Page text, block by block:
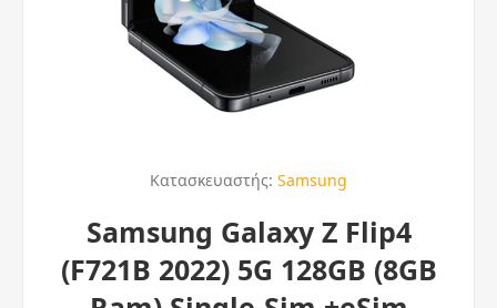
Κατασκευαστής: Samsung
Samsung Galaxy Z Flip4
(F721B 2022) 5G 128GB (8GB